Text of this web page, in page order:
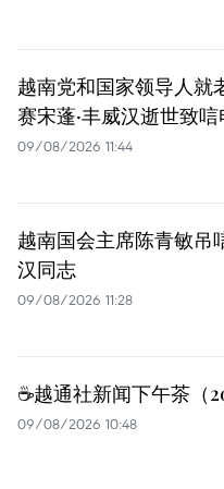
越南党和国家领导人就
赛宋蓬·丰威汉逝世致唁
09/08/2026 11:44
越南国会主席陈青敏吊
汉同志
09/08/2026 11:28
☕️越通社新闻下午茶（
09/08/2026 10:48